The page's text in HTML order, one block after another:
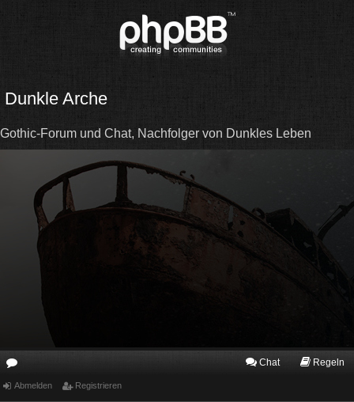
Dunkle Arche
Gothic-Forum und Chat, Nachfolger von Dunkles Leben
or
Chat Regeln
Abmelden Registrieren